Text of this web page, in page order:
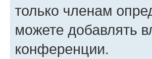
только членам
можете добавлять
конференции.